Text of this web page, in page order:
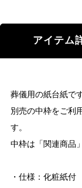
アイテム
葬儀用の紙台紙です
別売の中枠をご利
す。
中枠は「関連商品
・仕様：化粧紙付